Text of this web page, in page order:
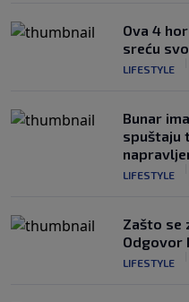
Ova 4
sreću
LIFESTYLE
Bunar
spuštaju
LIFESTYLE
Zašto se
Odgovor
LIFESTYLE